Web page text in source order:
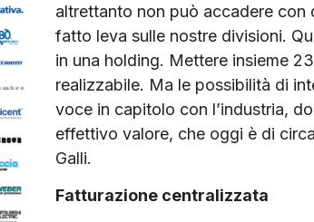
altrettanto non può accadere con
fatto leva sulle nostre divisioni.
in una holding. Mettere insieme
realizzabile. Ma le possibilità di
voce in capitolo con l’industria,
effettivo valore, che oggi è di
Galli.
Fatturazione centralizzata